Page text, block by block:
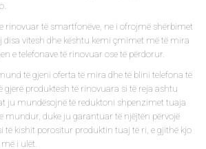
rinovuar të smartfonëve, ne i ofrojmë shërbimet
disa vitesh dhe kështu kemi çmimet më të mira
e telefonave të rinovuar ose të përdorur.
të gjeni oferta të mira dhe të blini telefona të
gjerë produktesh të rinovuara si të reja ashtu
ju mundësojnë të reduktoni shpenzimet tuaja
mundur, duke ju garantuar të njëjtën përvojë
të kishit porositur produktin tuaj të ri, e gjithë kjo
i ulët.